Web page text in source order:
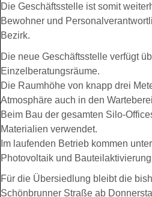
Die Geschäftsstelle ist somit
Bewohner und
Bezirk.
Die neue Geschäftsstelle verfügt
Einzelberatungsräume.
Die Raumhöhe von knapp drei
Atmosphäre auch in den
Beim Bau der gesamten Silo-
Materialien verwendet.
Im laufenden Betrieb kommen
Photovoltaik und
Für die Übersiedlung bleibt die
Schönbrunner Straße ab